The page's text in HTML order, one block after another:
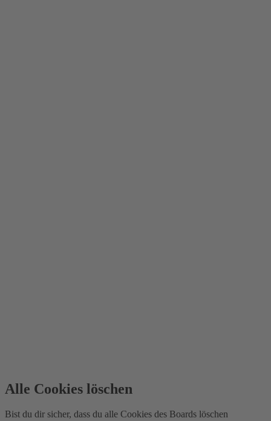
Alle Cookies löschen
Bist du dir sicher, dass du alle Cookies des Boards löschen